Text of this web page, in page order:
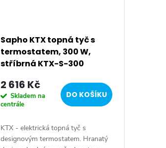
Sapho KTX topná tyč s
termostatem, 300 W,
stříbrná KTX-S-300
2 616 Kč
Skladem na
centrále
DO KOŠÍKU
KTX - elektrická topná tyč s
designovým termostatem. Hranatý